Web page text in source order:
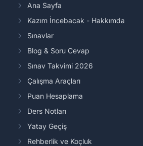
Ana Sayfa
Kazım İncebacak - Hakkımda
Sınavlar
Blog & Soru Cevap
Sınav Takvimi 2026
Çalışma Araçları
Puan Hesaplama
Ders Notları
Yatay Geçiş
Rehberlik ve Koçluk